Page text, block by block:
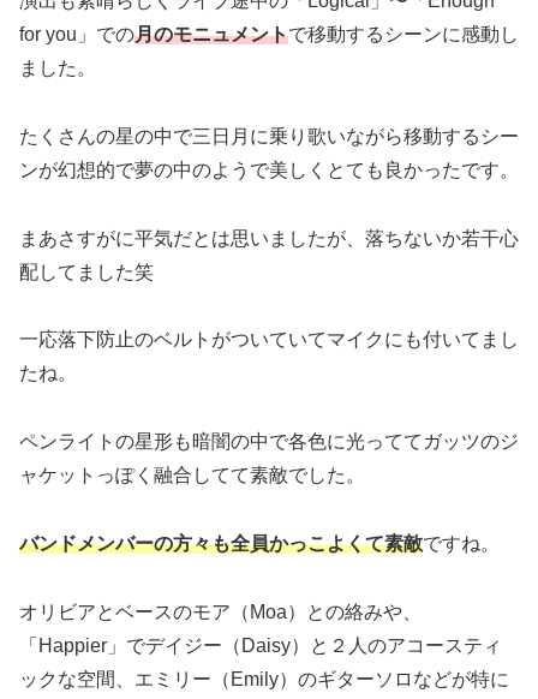
for you」での月のモニュメントで移動するシーンに感動し
ました。
たくさんの星の中で三日月に乗り歌いながら移動するシー
ンが幻想的で夢の中のようで美しくとても良かったです。
まあさすがに平気だとは思いましたが、落ちないか若干心
配してました笑
一応落下防止のベルトがついていてマイクにも付いてまし
たね。
ペンライトの星形も暗闇の中で各色に光っててガッツのジ
ャケットっぽく融合してて素敵でした。
バンドメンバーの方々も全員かっこよくて素敵ですね。
オリビアとベースのモア（Moa）との絡みや、
「Happier」でデイジー（Daisy）と２人のアコースティ
ックな空間、エミリー（Emily）のギターソロなどが特に